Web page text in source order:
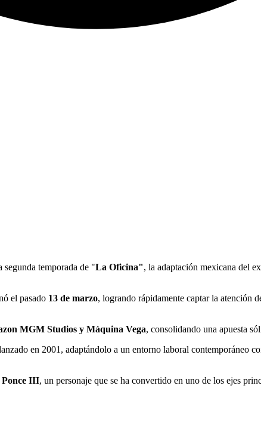
temporada de "La Oficina", la adaptación mexicana del
el pasado 13 de marzo, logrando rápidamente captar la atención
MGM Studios y Máquina Vega, consolidando una apuesta
en 2001, adaptándolo a un entorno laboral contemporáneo
Ponce III, un personaje que se ha convertido en uno de los ejes